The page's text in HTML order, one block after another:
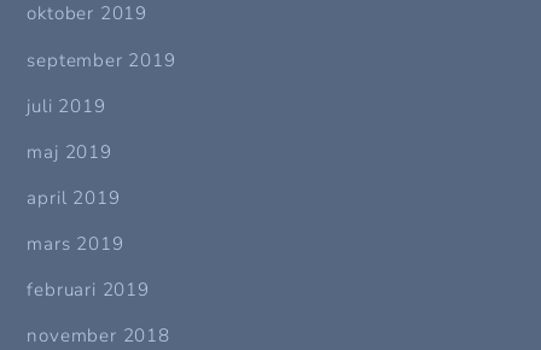
oktober 2019
september 2019
juli 2019
maj 2019
april 2019
mars 2019
februari 2019
november 2018